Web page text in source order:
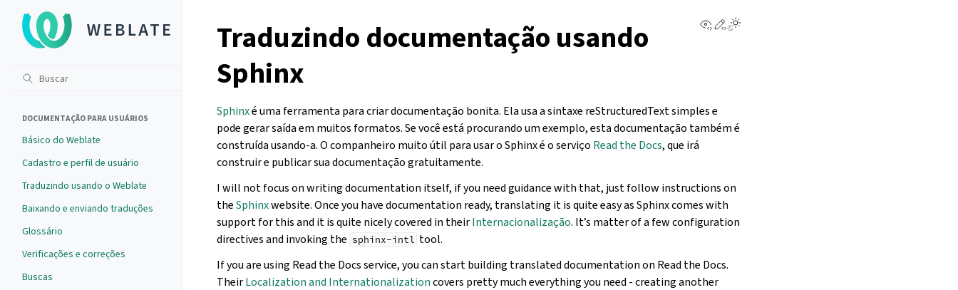
DOCUMENTAÇÃO PARA USUÁRIOS
Básico do Weblate
Cadastro e perfil de usuário
Traduzindo usando o Weblate
Baixando e enviando traduções
Glossário
Verificações e correções
Buscas
View this page
Edit this page
Traduzindo documentação usando
Sphinx
Sphinxé uma ferramenta para criar documentação bonita. Ela usa a sintaxe reStructuredText simples e
pode gerar saída em muitos formatos. Se você está procurando um exemplo, esta documentação também é
construída usando-a. O companheiro muito útil para usar o Sphinx é o serviço Read the Docs, que irá
construir e publicar sua documentação gratuitamente.
I will not focus on writing documentation itself, if you need guidance with that, just follow instructions on
theSphinxwebsite. Once you have documentation ready, translating it is quite easy as Sphinx comes with
support for this and it is quite nicely covered in theirInternacionalização. It’s matter of a few configuration
directives and invoking the sphinx-intl tool.
If you are using Read the Docs service, you can start building translated documentation on Read the Docs.
TheirLocalization and Internationalizationcovers pretty much everything you need - creating another